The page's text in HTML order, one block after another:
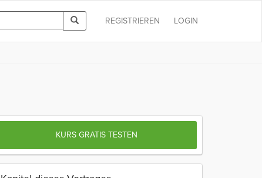
LOGIN
REGISTRIEREN
KURS GRATIS TESTEN